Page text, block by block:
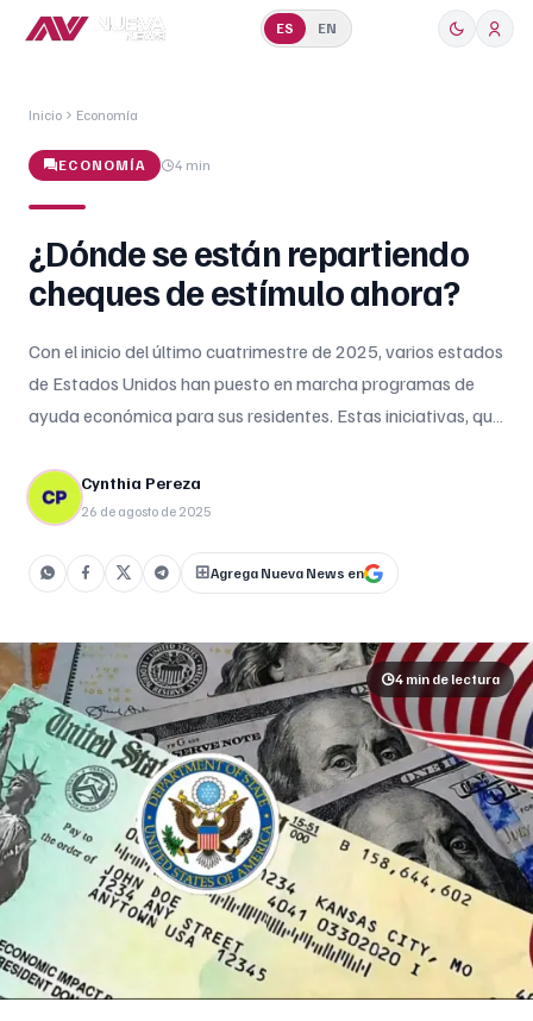
ES EN
Inicio Economía
ECONOMÍA 4 min
¿Dónde se están repartiendo
cheques de estímulo ahora?
Con el inicio del último cuatrimestre de 2025, varios estados
de Estados Unidos han puesto en marcha programas de
ayuda económica para sus residentes. Estas iniciativas, que
niños y bonificaciones a quienes cumplen ciertos requisitos
de residencia, se convierten en un alivio financiero en medio
Cynthia Pereza
26 de agosto de 2025
Agrega Nueva News en
4 min de lectura